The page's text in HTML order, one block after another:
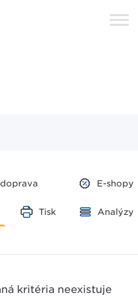
E-shopy
Tisk Analýzy
kritéria neexistuje